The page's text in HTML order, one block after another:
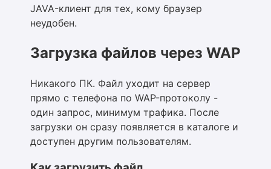
JAVA-клиент для тех, кому браузер
неудобен.
Загрузка файлов через WAP
Никакого ПК. Файл уходит на сервер
прямо с телефона по WAP-протоколу -
один запрос, минимум трафика. После
загрузки он сразу появляется в каталоге и
доступен другим пользователям.